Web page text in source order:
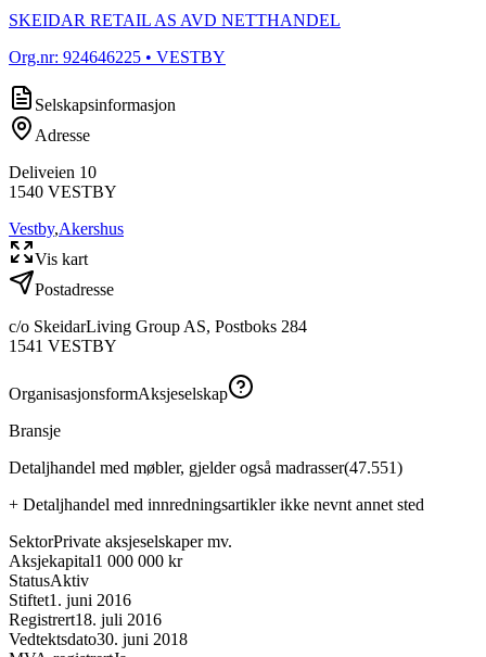
SKEIDAR RETAIL AS AVD NETTHANDEL
Org.nr: 924646225 • VESTBY
Selskapsinformasjon
Adresse
Deliveien 10
1540 VESTBY
Vestby,Akershus
Vis kart
Postadresse
c/o SkeidarLiving Group AS, Postboks 284
1541 VESTBY
OrganisasjonsformAksjeselskap
Bransje
Detaljhandel med møbler, gjelder også madrasser(47.551)
+ Detaljhandel med innredningsartikler ikke nevnt annet sted
SektorPrivate aksjeselskaper mv.
Aksjekapital1 000 000 kr
StatusAktiv
Stiftet1. juni 2016
Registrert18. juli 2016
Vedtektsdato30. juni 2018